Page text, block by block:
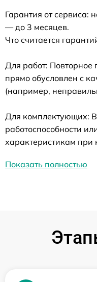
Гарантия от сервиса:
— до 3 месяцев.
Что считается
Для работ: Повторное
прямо обусловлен с
(например,
Для комплектующих:
работоспособности
характеристикам при
Показать полностью